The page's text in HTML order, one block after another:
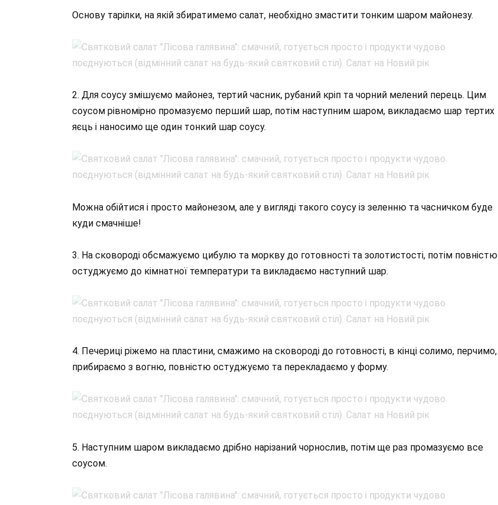
Основу тарілки, на якій збиратимемо салат, необхідно змастити тонким шаром майонезу.
2. Для соусу змішуємо майонез, тертий часник, рубаний кріп та чорний мелений перець. Цим
соусом рівномірно промазуємо перший шар, потім наступним шаром, викладаємо шар тертих
яєць і наносимо ще один тонкий шар соусу.
Можна обійтися і просто майонезом, але у вигляді такого соусу із зеленню та часничком буде
куди смачніше!
3. На сковороді обсмажуємо цибулю та моркву до готовності та золотистості, потім повністю
остуджуємо до кімнатної температури та викладаємо наступний шар.
4. Печериці ріжемо на пластини, смажимо на сковороді до готовності, в кінці солимо, перчимо,
прибираємо з вогню, повністю остуджуємо та перекладаємо у форму.
5. Наступним шаром викладаємо дрібно нарізаний чорнослив, потім ще раз промазуємо все
соусом.